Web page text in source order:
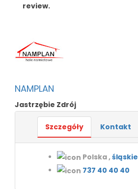
review.
NAMPLAN
Jastrzębie Zdrój
Szczegóły Kontakt
Polska ,śląskie
737 40 40 40